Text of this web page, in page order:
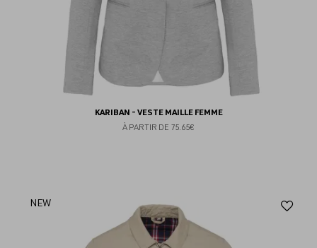
KARIBAN - VESTE MAILLE FEMME
À PARTIR DE 75.65€
NEW